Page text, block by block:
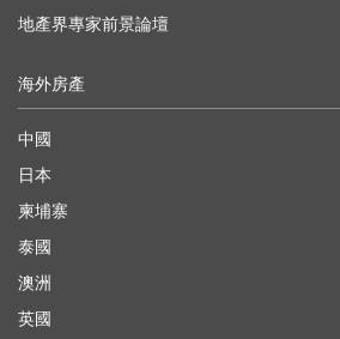
地產界專家前景論壇
海外房產
中國
日本
柬埔寨
泰國
澳洲
英國